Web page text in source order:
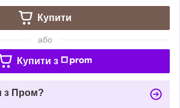
Купити
або
Купити з
з Пром?